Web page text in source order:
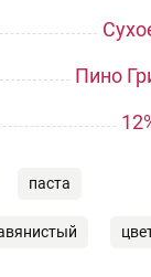
Пино
паста